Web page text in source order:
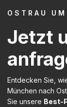
OSTRAU
Jetzt
Entdecken Sie,
München nach
Sie unsere Best-